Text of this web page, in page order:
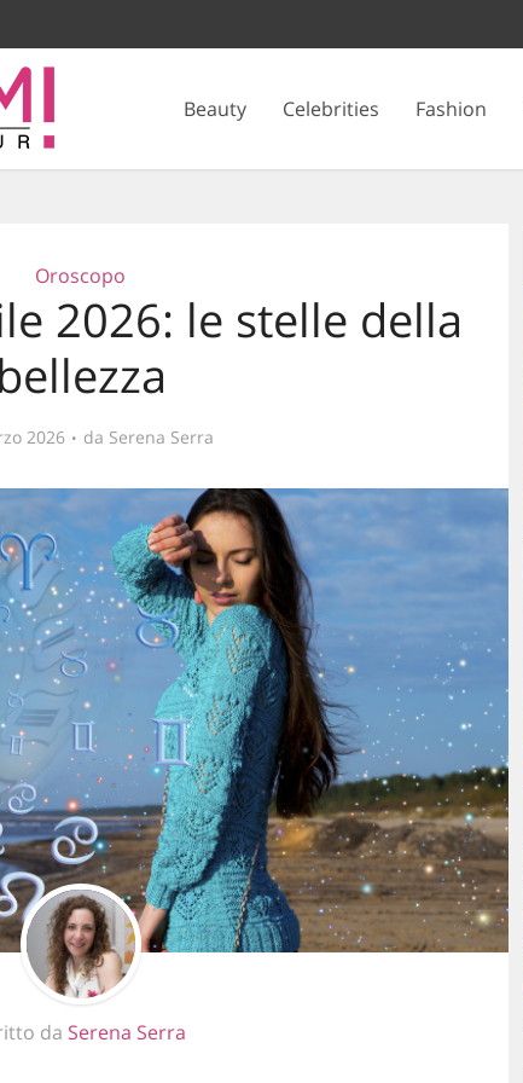
Beauty Celebrities Fashion
Oroscopo
2026: le stelle della
2026 da Serena Serra
da Serena Serra